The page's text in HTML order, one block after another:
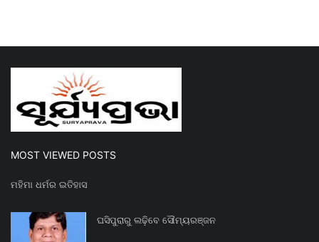
MOST VIEWED POSTS
ମହିମା ଧର୍ମର ଇତିହାସ
ଘସିପୁରାରୁ ଲଢ଼ିବେ ସୌମ୍ୟରଞ୍ଜନ